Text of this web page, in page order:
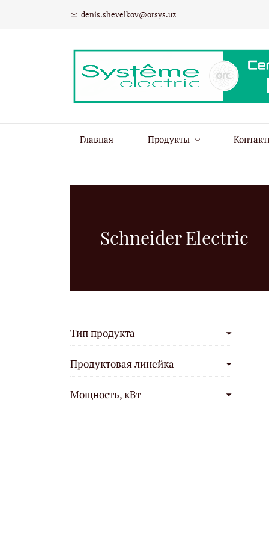
denis.shevelkov@orsys.uz
Главная Продукты
Schneider Electric
Тип продукта
Продуктовая линейка
Мощность, кВт